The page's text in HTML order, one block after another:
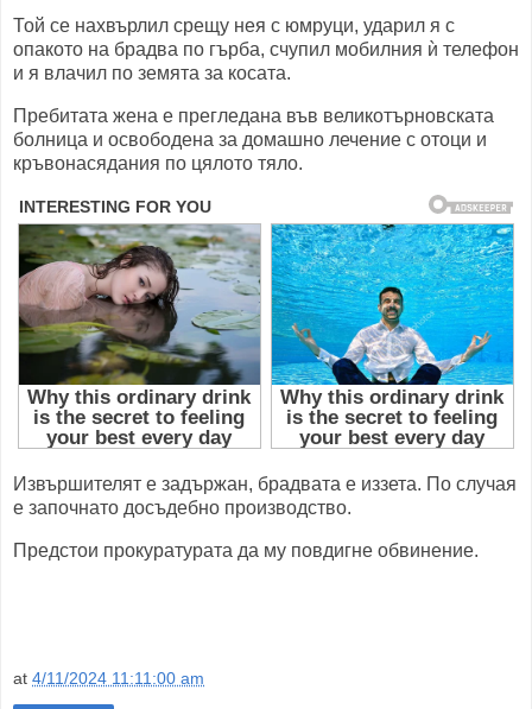
Той се нахвърлил срещу нея с юмруци, ударил я с
опакото на брадва по гърба, счупил мобилния ѝ телефон
и я влачил по земята за косата.
Пребитата жена е прегледана във великотърновската
болница и освободена за домашно лечение с отоци и
кръвонасядания по цялото тяло.
Извършителят е задържан, брадвата е иззета. По случая
е започнато досъдебно производство.
Предстои прокуратурата да му повдигне обвинение.
at 4/11/2024 11:11:00 am